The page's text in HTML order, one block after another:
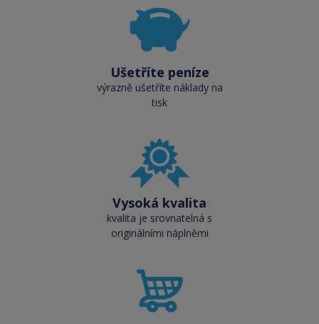
Ušetříte peníze
výrazně ušetříte náklady na
tisk
Vysoká kvalita
kvalita je srovnatelná s
originálními náplněmi